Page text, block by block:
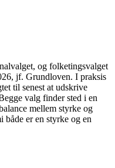
og folketingsvalget
jf. Grundloven. I praksis
til senest at udskrive
valg finder sted i en
mellem styrke og
både er en styrke og en